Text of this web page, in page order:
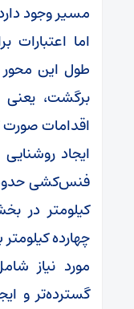
مسیر وجود
اما
اقدامات
ایجاد
فنس‌کشی حدود
کیلومتر در
چهارده
مورد نیاز
گسترده‌تر و